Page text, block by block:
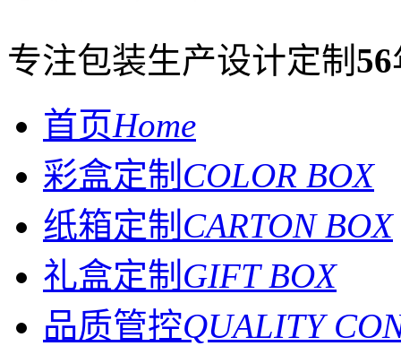
专注包装生产设计定制 56
首页Home
彩盒定制 COLOR BOX
纸箱定制 CARTON BOX
礼盒定制 GIFT BOX
品质管控QUALITY